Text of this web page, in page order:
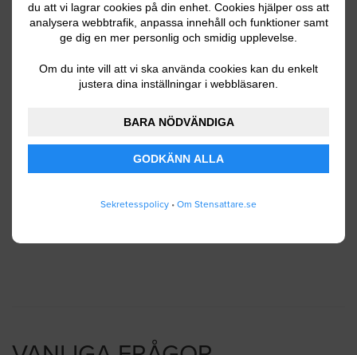
du att vi lagrar cookies på din enhet. Cookies hjälper oss att
analysera webbtrafik, anpassa innehåll och funktioner samt
ge dig en mer personlig och smidig upplevelse.
Om du inte vill att vi ska använda cookies kan du enkelt
justera dina inställningar i webbläsaren.
BARA NÖDVÄNDIGA
GODKÄNN ALLA
Sekretesspolicy • Om Stensattare.se
Ditt telefonnummer
använder mina personuppgifter enligt
SKICKA IN